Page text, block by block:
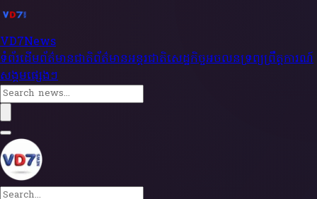
VD7News
ទំព័រដើមព័ត៌មានជាតិព័ត៌មានអន្តរជាតិសេដ្ឋកិច្ចអចលនទ្រព្យព្រឹត្តការណ៍
សង្គមផ្សេងៗ